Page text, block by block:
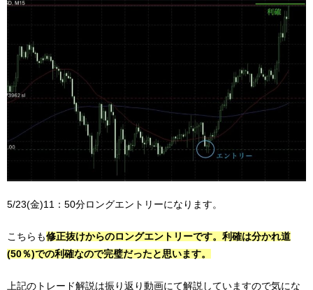
5/23(金)11：50分ロングエントリーになります。
こちらも修正抜けからのロングエントリーです。利確は分かれ道
(50％)での利確なので完璧だったと思います。
上記のトレード解説は振り返り動画にて解説していますので気にな